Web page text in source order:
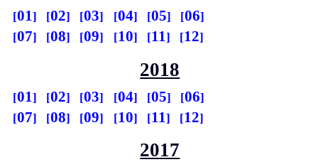
01 02 03 04 05
06
07
08 09 10 11 12
2018
01 02 03 04 05
06
07
08 09 10 11 12
2017